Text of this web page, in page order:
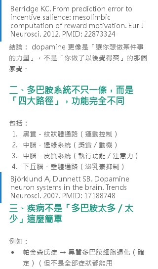
Berridge KC. From prediction error to
incentive salience: mesolimbic
computation of reward motivation. Eur J
Neurosci. 2012. PMID: 22873324
結論： dopamine 更像是「讓你想做某件事
的力量」，不是「你做了以後覺得爽」的那個
感覺。
二、多巴胺系統不只一條，而是
「四大路徑」，功能完全不同
包括：
黑質－紋狀體通路（運動控制）
中腦－邊緣系統（獎賞 / 動機）
中腦－皮質系統（執行功能 / 注意力）
下丘腦－垂體通路（泌乳素抑制）
Björklund A, Dunnett SB. Dopamine
neuron systems in the brain. Trends
Neurosci. 2007. PMID: 17188748
三、疾病不是「多巴胺太多／太
少」這麼簡單
例如：
帕金森氏症 → 黑質多巴胺細胞退化（確
定）（但不是全部症狀都能用